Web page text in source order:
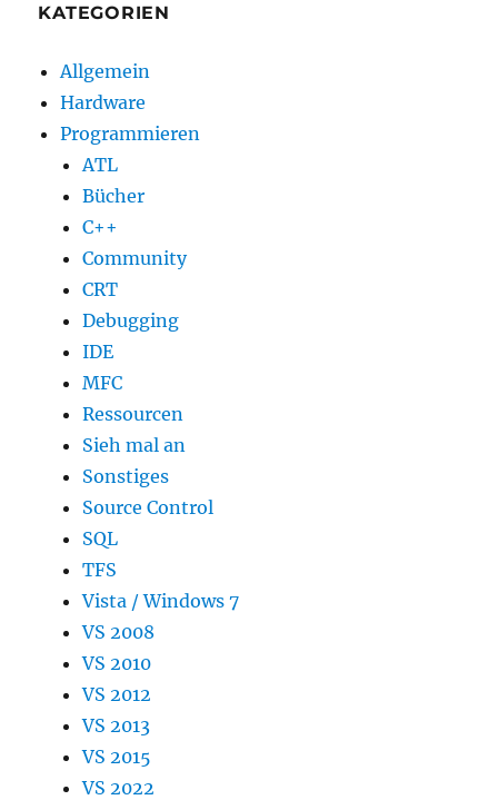
KATEGORIEN
Allgemein
Hardware
Programmieren
ATL
Bücher
C++
Community
CRT
Debugging
IDE
MFC
Ressourcen
Sieh mal an
Sonstiges
Source Control
SQL
TFS
Vista / Windows 7
VS 2008
VS 2010
VS 2012
VS 2013
VS 2015
VS 2022